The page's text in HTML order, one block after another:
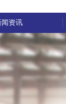
闻资讯